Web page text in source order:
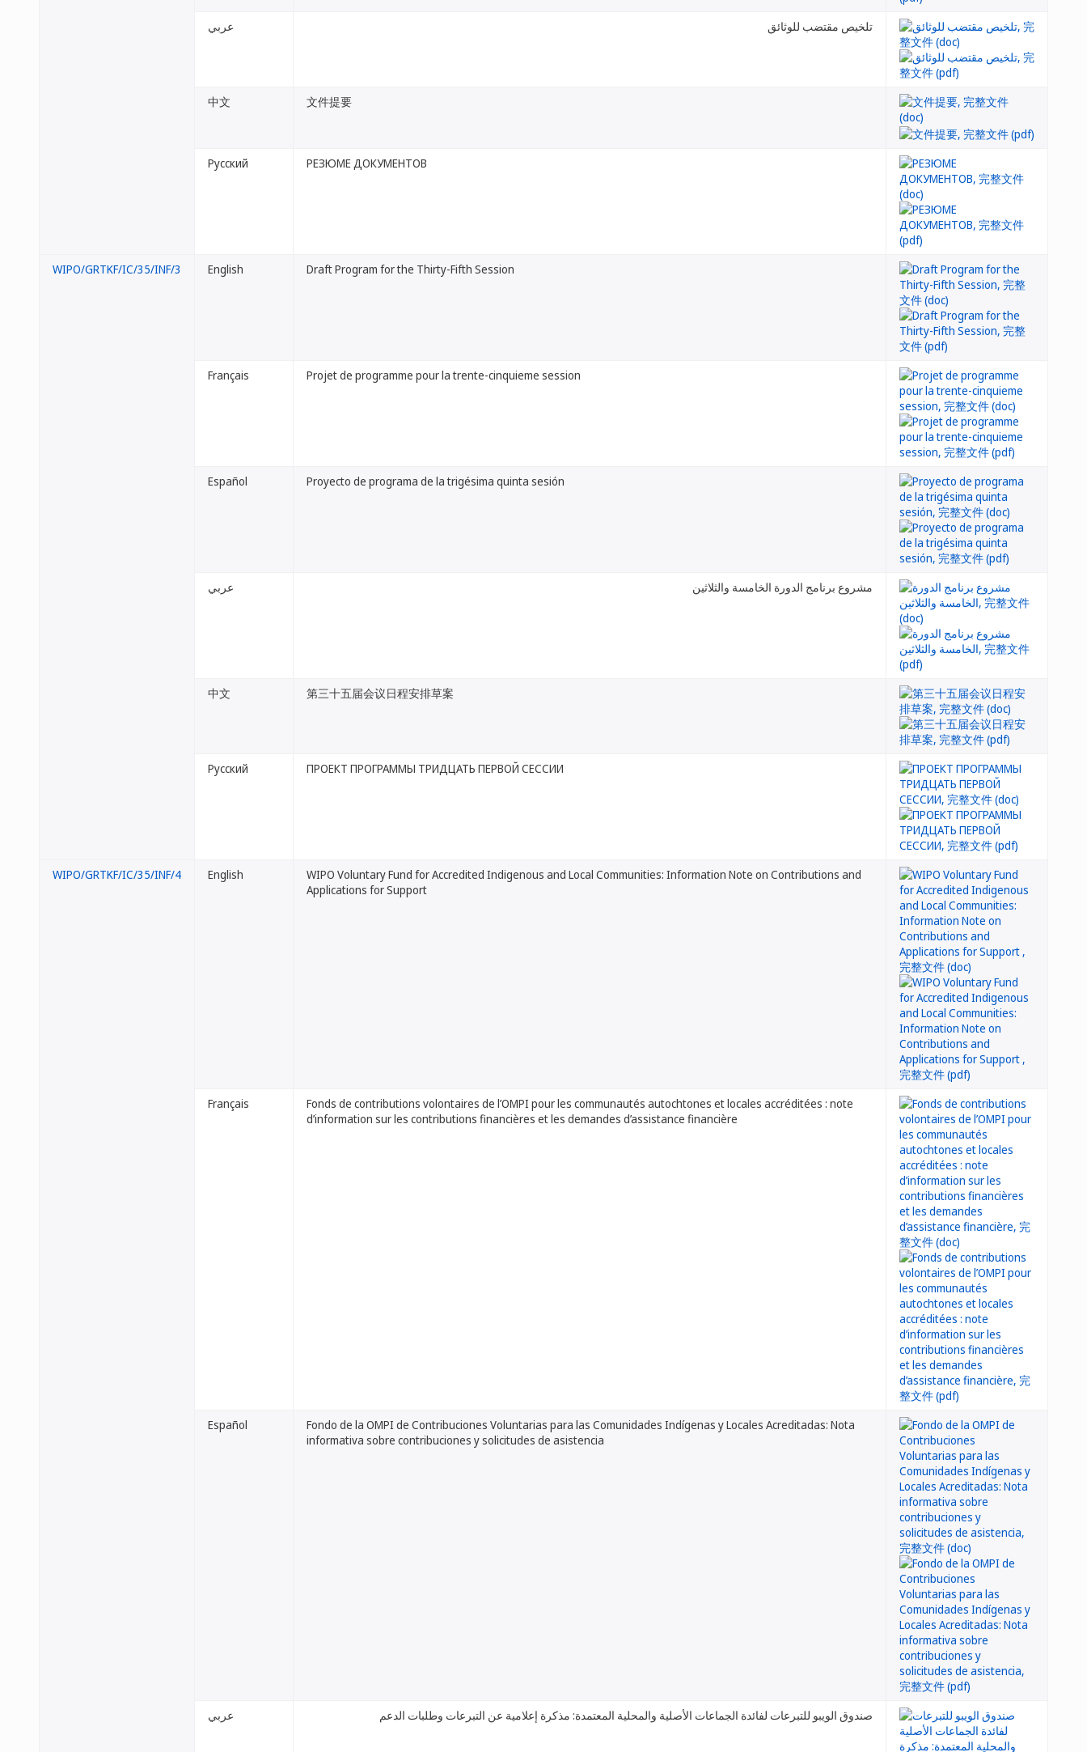
عربي تلخيص مقتضب للوثائق
中文 文件提要
Русский РЕЗЮМЕ ДОКУМЕНТОВ
WIPO/GRTKF/IC/35/INF/3 English Draft Program for the Thirty-Fifth Session
Français Projet de programme pour la trente-cinquieme session
Español Proyecto de programa de la trigésima quinta sesión
عربي مشروع برنامج الدورة الخامسة والثلاثين
中文 第三十五届会议日程安排草案
Русский ПРОЕКТ ПРОГРАММЫ ТРИДЦАТЬ ПЕРВОЙ СЕССИИ
WIPO/GRTKF/IC/35/INF/4 English
WIPO Voluntary Fund for Accredited Indigenous and Local Communities: Information Note on Contributions and
Applications for Support
Français
Fonds de contributions volontaires de l’OMPI pour les communautés autochtones et locales accréditées : note
d’information sur les contributions financières et les demandes d’assistance financière
Español
Fondo de la OMPI de Contribuciones Voluntarias para las Comunidades Indígenas y Locales Acreditadas: Nota
informativa sobre contribuciones y solicitudes de asistencia
عربي صندوق الويبو للتبرعات لفائدة الجماعات الأصلية والمحلية المعتمدة: مذكرة إعلامية عن التبرعات وطلبات الدعم